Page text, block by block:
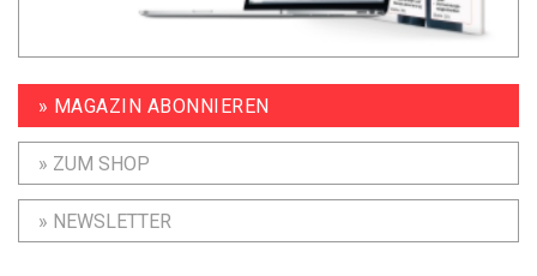
» MAGAZIN ABONNIEREN
» ZUM SHOP
» NEWSLETTER